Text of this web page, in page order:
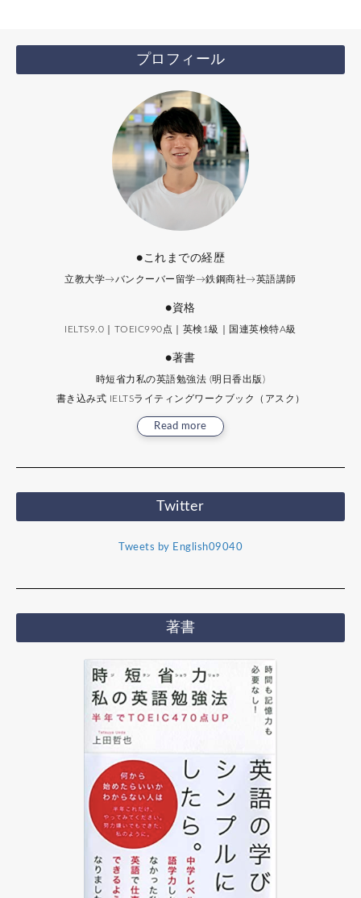
プロフィール
●これまでの経歴
立教大学→バンクーバー留学→鉄鋼商社→英語講師
●資格
IELTS9.0｜TOEIC990点｜英検1級｜国連英検特A級
●著書
時短省力私の英語勉強法 (明日香出版)
書き込み式 IELTSライティングワークブック（アスク）
Read more
Twitter
Tweets by English09040
著書